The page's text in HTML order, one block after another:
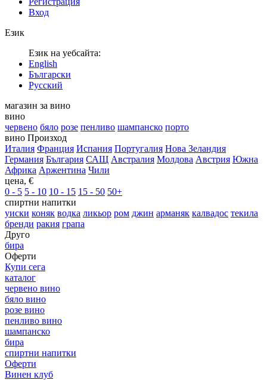
Вход
Език
Език на уебсайта:
English
Български
Русский
магазин за вино
вино
червено бяло розе пенливо шампанско порто
вино Произход
Италия Франция Испания Португалия Нова Зеландия
Германия България САЩ Австралия Молдова Австрия Южна
Африка Аржентина Чили
цена, €
0 - 5 5 - 10 10 - 15 15 - 50 50+
спиртни напитки
уиски коняк водка ликьор ром джин арманяк калвадос текила
бренди ракия грапа
Друго
бира
Оферти
Купи сега
каталог
червено вино
бяло вино
розе вино
пенливо вино
шампанско
бира
спиртни напитки
Оферти
Винен клуб